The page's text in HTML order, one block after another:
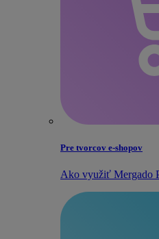
Pre tvorcov e‑shopov
Ako využiť Mergado